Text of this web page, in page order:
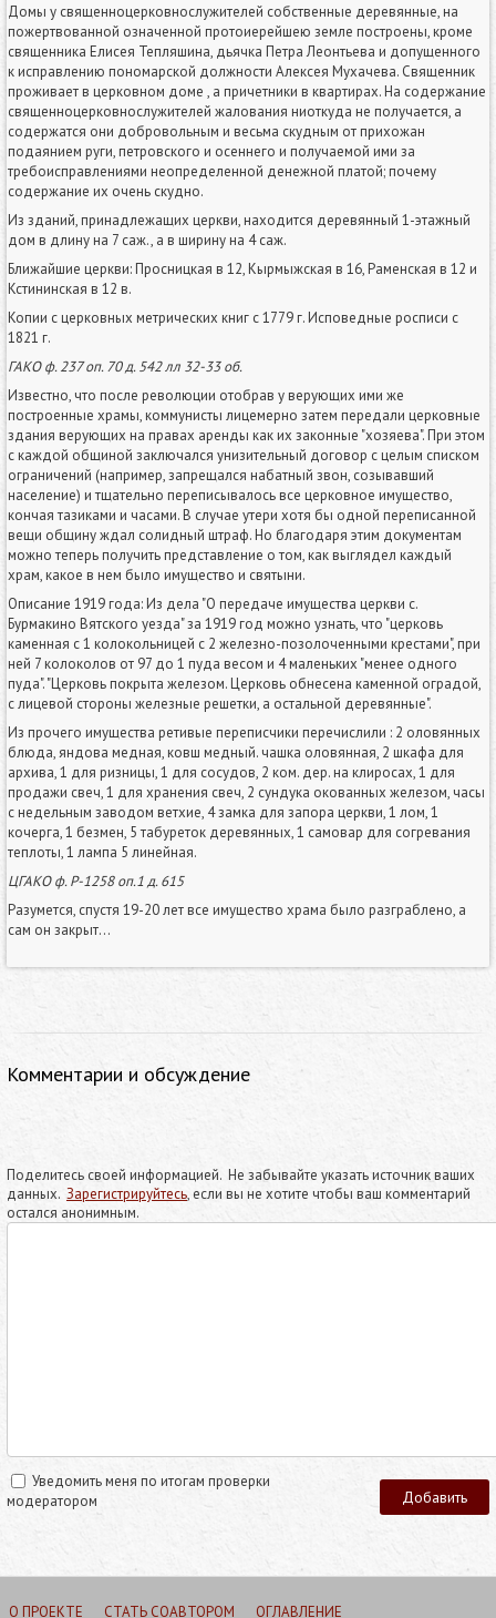
Домы у священноцерковнослужителей собственные деревянные, на
пожертвованной означенной протоиерейшею земле построены, кроме
священника Елисея Тепляшина, дьячка Петра Леонтьева и допущенного
к исправлению пономарской должности Алексея Мухачева. Священник
проживает в церковном доме , а причетники в квартирах. На содержание
священноцерковнослужителей жалования ниоткуда не получается, а
содержатся они добровольным и весьма скудным от прихожан
подаянием руги, петровского и осеннего и получаемой ими за
требоисправлениями неопределенной денежной платой; почему
содержание их очень скудно.
Из зданий, принадлежащих церкви, находится деревянный 1-этажный
дом в длину на 7 саж., а в ширину на 4 саж.
Ближайшие церкви: Просницкая в 12, Кырмыжская в 16, Раменская в 12 и
Кстининская в 12 в.
Копии с церковных метрических книг с 1779 г. Исповедные росписи с
1821 г.
ГАКО ф. 237 оп. 70 д. 542 лл 32-33 об.
Известно, что после революции отобрав у верующих ими же
построенные храмы, коммунисты лицемерно затем передали церковные
здания верующих на правах аренды как их законные "хозяева". При этом
с каждой общиной заключался унизительный договор с целым списком
ограничений (например, запрещался набатный звон, созывавший
население) и тщательно переписывалось все церковное имущество,
кончая тазиками и часами. В случае утери хотя бы одной переписанной
вещи общину ждал солидный штраф. Но благодаря этим документам
можно теперь получить представление о том, как выглядел каждый
храм, какое в нем было имущество и святыни.
Описание 1919 года: Из дела "О передаче имущества церкви с.
Бурмакино Вятского уезда" за 1919 год можно узнать, что "церковь
каменная с 1 колокольницей с 2 железно-позолоченными крестами", при
ней 7 колоколов от 97 до 1 пуда весом и 4 маленьких "менее одного
пуда". "Церковь покрыта железом. Церковь обнесена каменной оградой,
с лицевой стороны железные решетки, а остальной деревянные".
Из прочего имущества ретивые переписчики перечислили : 2 оловянных
блюда, яндова медная, ковш медный. чашка оловянная, 2 шкафа для
архива, 1 для ризницы, 1 для сосудов, 2 ком. дер. на клиросах, 1 для
продажи свеч, 1 для хранения свеч, 2 сундука окованных железом, часы
с недельным заводом ветхие, 4 замка для запора церкви, 1 лом, 1
кочерга, 1 безмен, 5 табуреток деревянных, 1 самовар для согревания
теплоты, 1 лампа 5 линейная.
ЦГАКО ф. Р-1258 оп.1 д. 615
Разумется, спустя 19-20 лет все имущество храма было разграблено, а
сам он закрыт...
Комментарии и обсуждение
Поделитесь своей информацией. Не забывайте указать источник ваших
данных. Зарегистрируйтесь, если вы не хотите чтобы ваш комментарий
остался анонимным.
Уведомить меня по итогам проверки
модератором
О ПРОЕКТЕ СТАТЬ СОАВТОРОМ ОГЛАВЛЕНИЕ